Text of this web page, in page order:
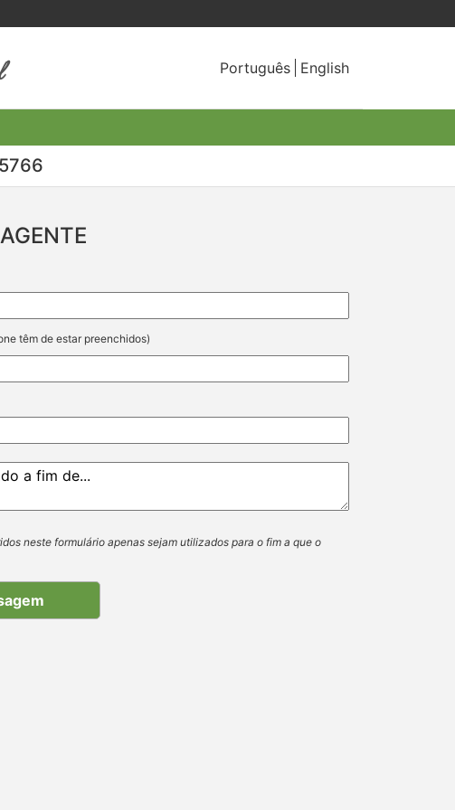
Português English
têm de estar preenchidos)
neste formulário apenas sejam utilizados para o fim a que o